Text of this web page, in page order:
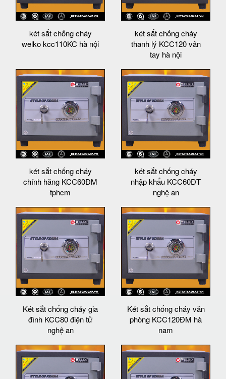
két sắt chống cháy
welko kcc110KC hà nội
két sắt chống cháy
thanh lý KCC120 vân
tay hà nội
két sắt chống cháy
chính hãng KCC60ĐM
tphcm
két sắt chống cháy
nhập khẩu KCC60ĐT
nghệ an
Két sắt chống cháy gia
đình KCC80 điện tử
nghệ an
Két sắt chống cháy văn
phòng KCC120ĐM hà
nam